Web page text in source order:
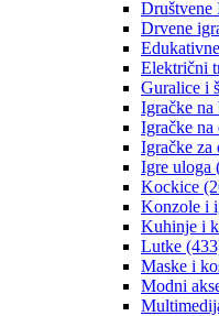
Društvene
Drvene
Električni
Guralice i
Igračke na
Igračke na
‎Igračke za
Igre uloga
Kockice
Konzole i
Kuhinje i
Lutke
Maske i
Modni